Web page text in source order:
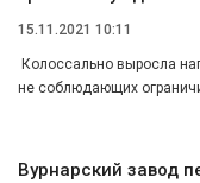
15.11.2021 10:11
Колоссально выросла
не соблюдающих
Вурнарский завод